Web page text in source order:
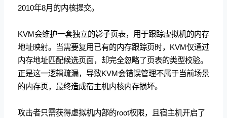
2010年8月的内核提交。
KVM会维护一套独立的影子页表，用于跟踪虚拟机的内存
地址映射。当需要复用已有的内存跟踪页时，KVM仅通过
内存地址匹配候选页面，却完全忽略了页表的类型校验。
正是这一逻辑疏漏，导致KVM会错误管理不属于当前场景
的内存页，最终造成宿主机内核内存损坏。
攻击者只需获得虚拟机内部的root权限，且宿主机开启了